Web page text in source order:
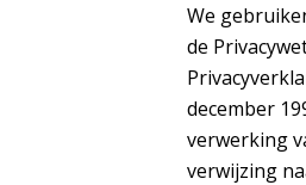
We
de
december
verwerking
verwijzing